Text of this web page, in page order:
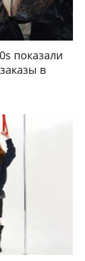
показали
в